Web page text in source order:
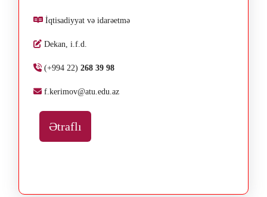
İqtisadiyyat və idarəetmə
Dekan, i.f.d.
(+994 22) 268 39 98
f.kerimov@atu.edu.az
Ətraflı